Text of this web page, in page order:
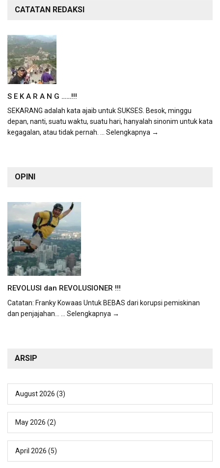
CATATAN REDAKSI
S E K A R A N G ……!!!
SEKARANG adalah kata ajaib untuk SUKSES. Besok, minggu
depan, nanti, suatu waktu, suatu hari, hanyalah sinonim untuk kata
kegagalan, atau tidak pernah. ... Selengkapnya →
OPINI
REVOLUSI dan REVOLUSIONER !!!
Catatan: Franky Kowaas Untuk BEBAS dari korupsi pemiskinan
dan penjajahan...
... Selengkapnya →
ARSIP
August 2026 (3)
May 2026 (2)
April 2026 (5)